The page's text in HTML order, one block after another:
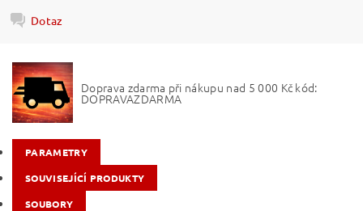
Dotaz
Doprava zdarma při nákupu nad 5 000 Kč kód:
DOPRAVAZDARMA
PARAMETRY
SOUVISEJÍCÍ PRODUKTY
SOUBORY